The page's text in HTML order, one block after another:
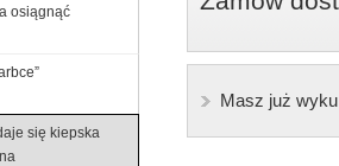
Masz już
osiągnąć
się kiepska